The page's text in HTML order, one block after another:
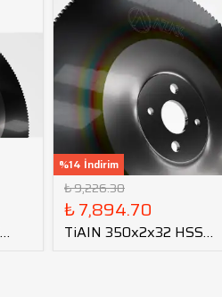
%14 İndirim
₺ 9,226.30
₺ 7,894.70
TiAIN 350x2x32 HSS